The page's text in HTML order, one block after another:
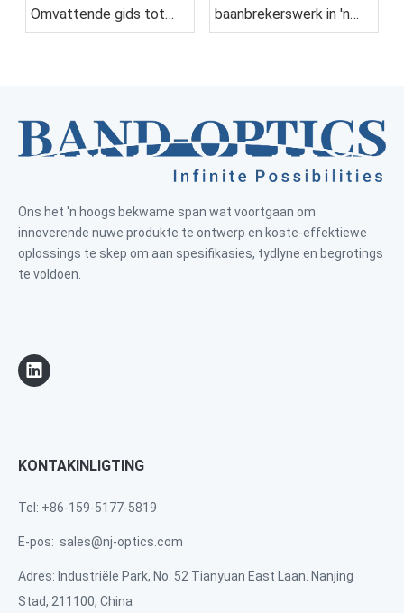
Omvattende gids tot
ontwerp, toepassings en
baanbrekerswerk in 'n
nuwe era in optika
Ons het 'n hoogs bekwame span wat voortgaan om
innoverende nuwe produkte te ontwerp en koste-effektiewe
oplossings te skep om aan spesifikasies, tydlyne en begrotings
te voldoen.
KONTAKINLIGTING
Tel: +86-159-5177-5819
E-pos: sales@nj-optics.com
Adres: Industriële Park, No. 52 Tianyuan East Laan. Nanjing
Stad, 211100, China